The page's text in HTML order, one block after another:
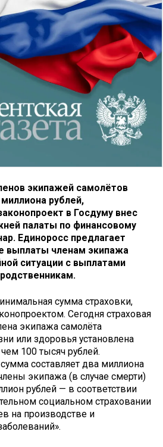
экипажей самолётов
рублей,
в Госдуму внес
палаты по финансовому
Единоросс предлагает
выплаты членам экипажа
ситуации с выплатами
сумма страховки,
Сегодня страховая
экипажа самолёта
или здоровья установлена
100 тысяч рублей.
составляет два миллиона
экипажа (в случае смерти)
рублей — в соответствии
социальном страховании
на производстве и